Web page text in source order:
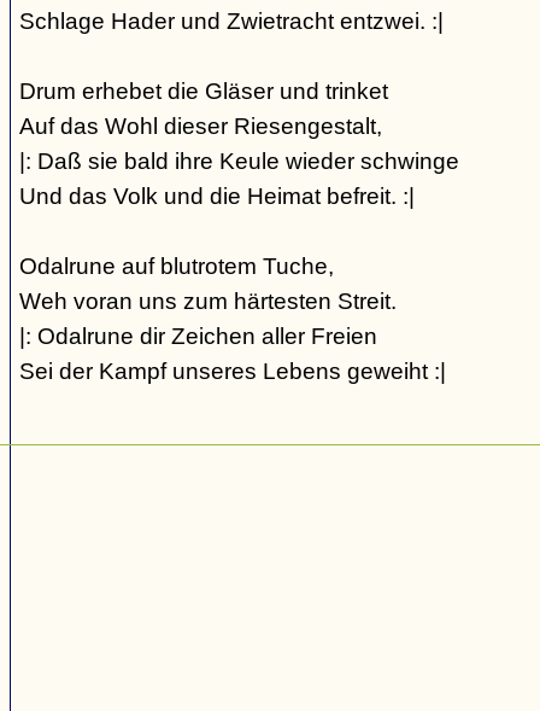
Schlage Hader und Zwietracht entzwei. :|
Drum erhebet die Gläser und trinket
Auf das Wohl dieser Riesengestalt,
|: Daß sie bald ihre Keule wieder schwinge
Und das Volk und die Heimat befreit. :|
Odalrune auf blutrotem Tuche,
Weh voran uns zum härtesten Streit.
|: Odalrune dir Zeichen aller Freien
Sei der Kampf unseres Lebens geweiht :|